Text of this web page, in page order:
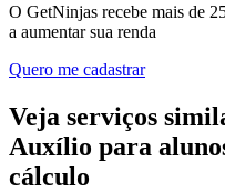
O GetNinjas recebe mais de
a aumentar sua renda
Quero me cadastrar
Veja serviços
Auxílio para
cálculo